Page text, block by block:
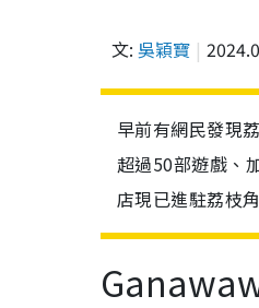
文: 吳穎寶
早前有網民發現
超過50部遊戲、
店現已進駐荔枝